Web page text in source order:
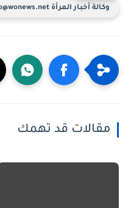
وكالة أخبار المرأة www.wonews.net info@wonews.net
مقالات قد تهمك